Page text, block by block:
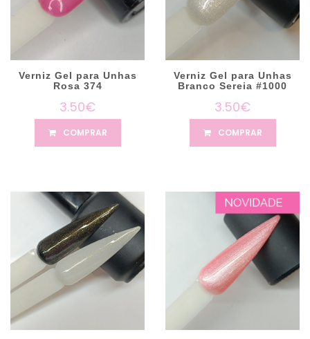
Verniz Gel para Unhas
Rosa 374
3.50€
COMPRAR
Verniz Gel para Unhas
Branco Sereia #1000
3.50€
COMPRAR